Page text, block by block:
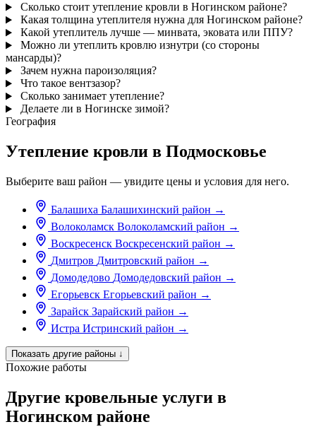
Сколько стоит утепление кровли в Ногинском районе?
Какая толщина утеплителя нужна для Ногинском районе?
Какой утеплитель лучше — минвата, эковата или ППУ?
Можно ли утеплить кровлю изнутри (со стороны
мансарды)?
Зачем нужна пароизоляция?
Что такое вентзазор?
Сколько занимает утепление?
Делаете ли в Ногинске зимой?
География
Утепление кровли в Подмосковье
Выберите ваш район — увидите цены и условия для него.
Балашиха Балашихинский район →
Волоколамск Волоколамский район →
Воскресенск Воскресенский район →
Дмитров Дмитровский район →
Домодедово Домодедовский район →
Егорьевск Егорьевский район →
Зарайск Зарайский район →
Истра Истринский район →
Показать другие районы ↓
Похожие работы
Другие кровельные услуги в
Ногинском районе